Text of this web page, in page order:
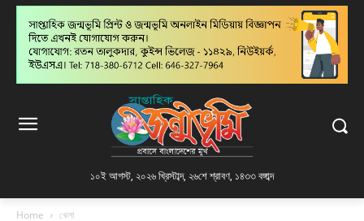
১০ই আগস্ট, ২০২৬ খ্রিস্টাব্দ, ২৬শে শ্রাবণ, ১৪৩৩ বঙ্গাব্দ
Home খেলা